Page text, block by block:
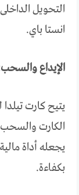
التحويل
انستا باي.
الإيداع
يتيح كارت
الكارت والسحب
يجعله أداة
بكفاءة.